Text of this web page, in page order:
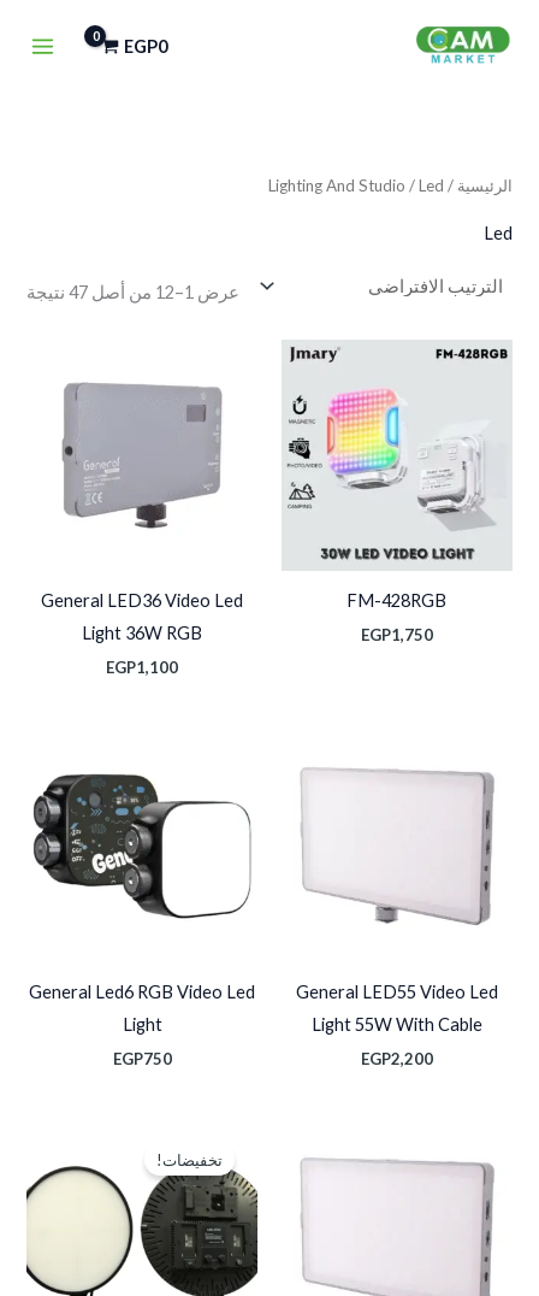
EGP0
الرئيسية /
Lighting And Studio / Led
Led
عرض 1–12 من أصل 47 نتيجة
FM-428RGB
EGP1,750
General LED36 Video Led
Light 36W RGB
EGP1,100
General LED55 Video Led
Light 55W With Cable
EGP2,200
General Led6 RGB Video Led
Light
EGP750
تخفيضات!
EGP3,000.
هو: